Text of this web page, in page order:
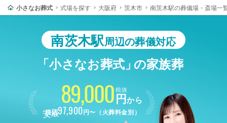
小さなお葬式 式場を探す 大阪府 茨木市 南茨木駅の葬儀場・斎場一
南茨木駅周辺の葬儀対応
「小さなお葬式」の家族葬
89,000 税抜
円から
税込97,900円〜（火葬料金別）